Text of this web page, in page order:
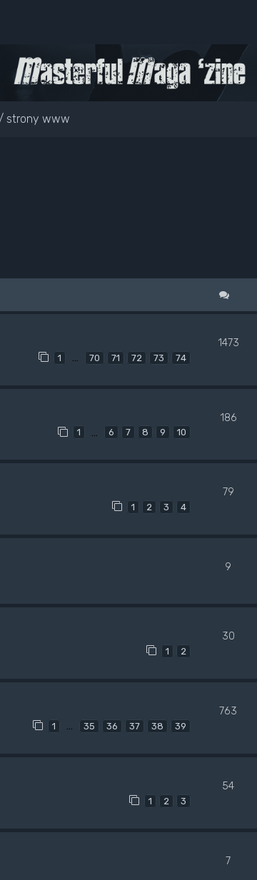
/ strony www
1 … 70 71 72 73 74
1473
1 … 6 7 8 9 10
186
1 2 3 4
79
9
1 2
30
1 … 35 36 37 38 39
763
1 2 3
54
7